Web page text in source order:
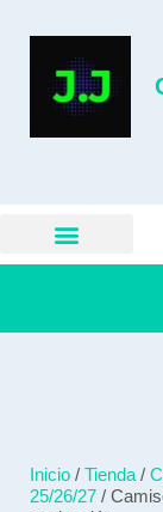
Inicio / Tienda /
25/26/27 /